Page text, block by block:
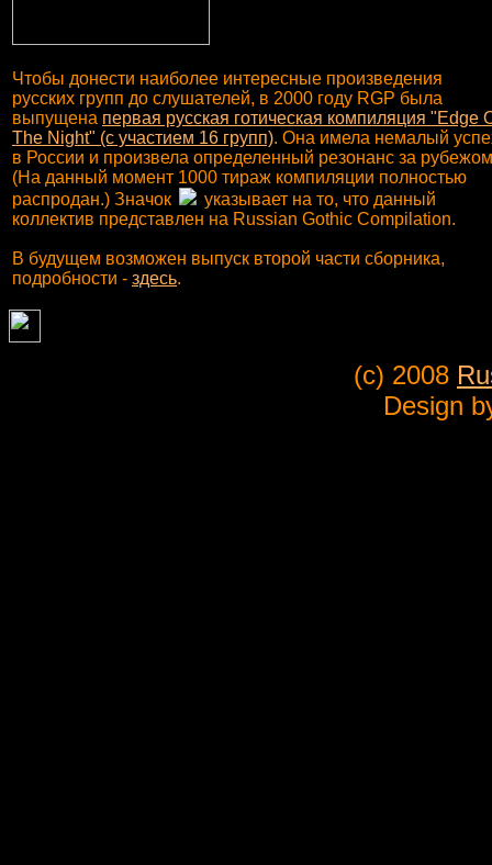
Чтобы донести наиболее интересные произведения
русских групп до слушателей, в 2000 году RGP была
выпущена первая русская готическая компиляция "Edge
The Night" (с участием 16 групп). Она имела немалый
в России и произвела определенный резонанс за
(На данный момент 1000 тираж компиляции полностью
распродан.) Значок
указывает на то, что данный
коллектив представлен на Russian Gothic Compilation.
В будущем возможен выпуск второй части сборника,
подробности - здесь.
(c) 2008
Design